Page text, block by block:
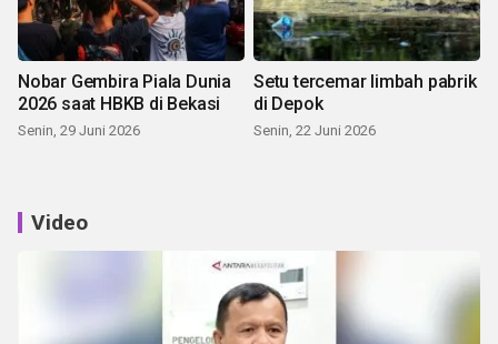
Nobar Gembira Piala Dunia
2026 saat HBKB di Bekasi
Senin, 29 Juni 2026
Setu tercemar limbah pabrik
di Depok
Senin, 22 Juni 2026
Video